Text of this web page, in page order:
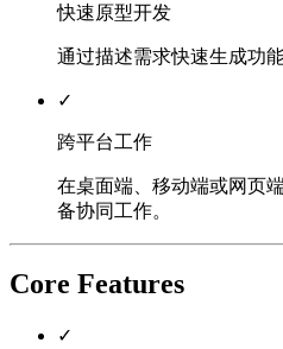
快速原型开发
通过描述需求快速生成功
✓
跨平台工作
在桌面端、移动端或网页
备协同工作。
Core Features
✓